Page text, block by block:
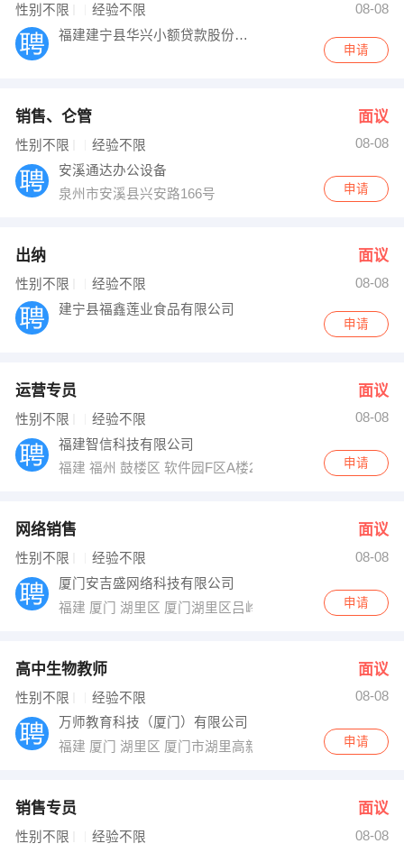
性别不限 经验不限
08-08
福建建宁县华兴小额贷款股份有限公司
申请
销售、仑管 面议
性别不限 经验不限
08-08
安溪通达办公设备
泉州市安溪县兴安路166号
申请
出纳 面议
性别不限 经验不限
08-08
建宁县福鑫莲业食品有限公司
申请
运营专员 面议
性别不限 经验不限
08-08
福建智信科技有限公司
福建 福州 鼓楼区 软件园F区A楼28层
申请
网络销售 面议
性别不限 经验不限
08-08
厦门安吉盛网络科技有限公司
福建 厦门 湖里区 厦门湖里区吕岭路蔡塘广场蔡塘学校旁
申请
高中生物教师 面议
性别不限 经验不限
08-08
万师教育科技（厦门）有限公司
福建 厦门 湖里区 厦门市湖里高新技术园亿华中心3楼321
申请
销售专员 面议
性别不限 经验不限
08-08